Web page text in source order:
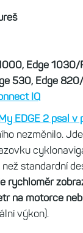
Edge 1030/
530, Edge
IQ
EDGE 2 psal v
nezměnilo.
standardní
rychloměr
na motorce
výkon).